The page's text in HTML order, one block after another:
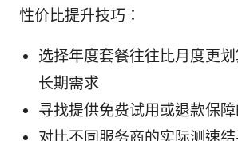
性价比提升技巧：
选择年度套餐往往比月度更
长期需求
寻找提供免费试用或退款保